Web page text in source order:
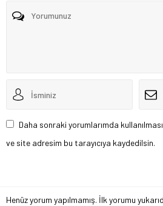
Daha sonraki yorumlarımda
ve site adresim bu tarayıcıya kaydedilsin.
Henüz yorum yapılmamış. İlk yorumu